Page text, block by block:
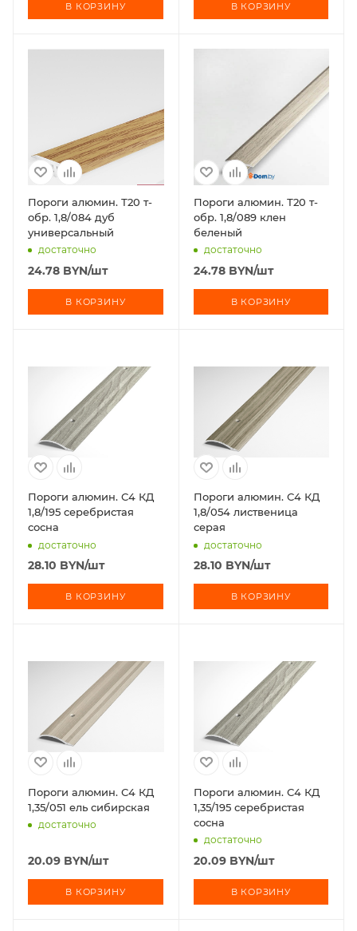
В КОРЗИНУ В КОРЗИНУ
Пороги алюмин. Т20 т-
обр. 1,8/084 дуб
универсальный
достаточно
24.78 BYN/шт
В КОРЗИНУ
Пороги алюмин. Т20 т-
обр. 1,8/089 клен
беленый
достаточно
24.78BYN/шт
В КОРЗИНУ
Пороги алюмин. С4 КД
1,8/195 серебристая
сосна
достаточно
28.10 BYN/шт
В КОРЗИНУ
Пороги алюмин. С4 КД
1,8/054 лиственица
серая
достаточно
28.10 BYN/шт
В КОРЗИНУ
Пороги алюмин. С4 КД
1,35/051 ель сибирская
достаточно
20.09 BYN/шт
В КОРЗИНУ
Пороги алюмин. С4 КД
1,35/195 серебристая
сосна
достаточно
20.09BYN/шт
В КОРЗИНУ